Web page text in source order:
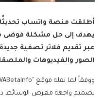
يهدف إلى حل مشكلة فوضى
عبر تقديم فلاتر تصفية
الصور والفيديوهات
تصميم واجهة معرض الوسائط